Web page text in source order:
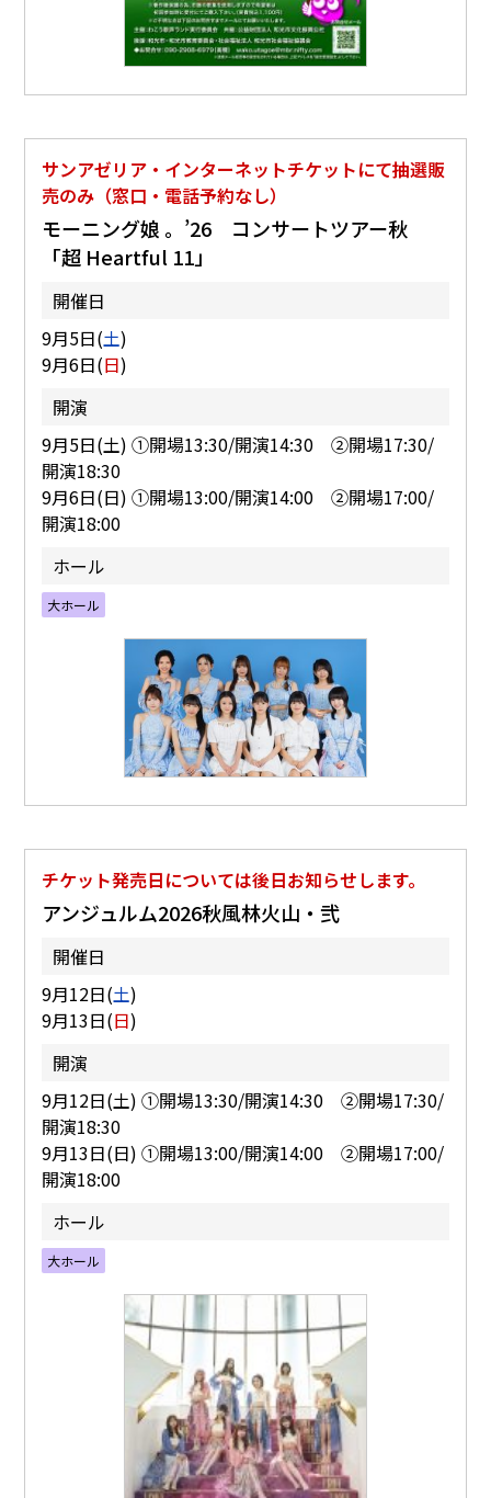
サンアゼリア・インターネットチケットにて抽選販
売のみ（窓口・電話予約なし）
モーニング娘 。’26 コンサートツアー秋
「超 Heartful 11」
開催日
9月5日(土)
9月6日(日)
開演
9月5日(土) ①開場13:30/開演14:30 ②開場17:30/
開演18:30
9月6日(日) ①開場13:00/開演14:00 ②開場17:00/
開演18:00
ホール
大ホール
チケット発売日については後日お知らせします。
アンジュルム2026秋風林火山・弐
開催日
9月12日(土)
9月13日(日)
開演
9月12日(土) ①開場13:30/開演14:30 ②開場17:30/
開演18:30
9月13日(日) ①開場13:00/開演14:00 ②開場17:00/
開演18:00
ホール
大ホール